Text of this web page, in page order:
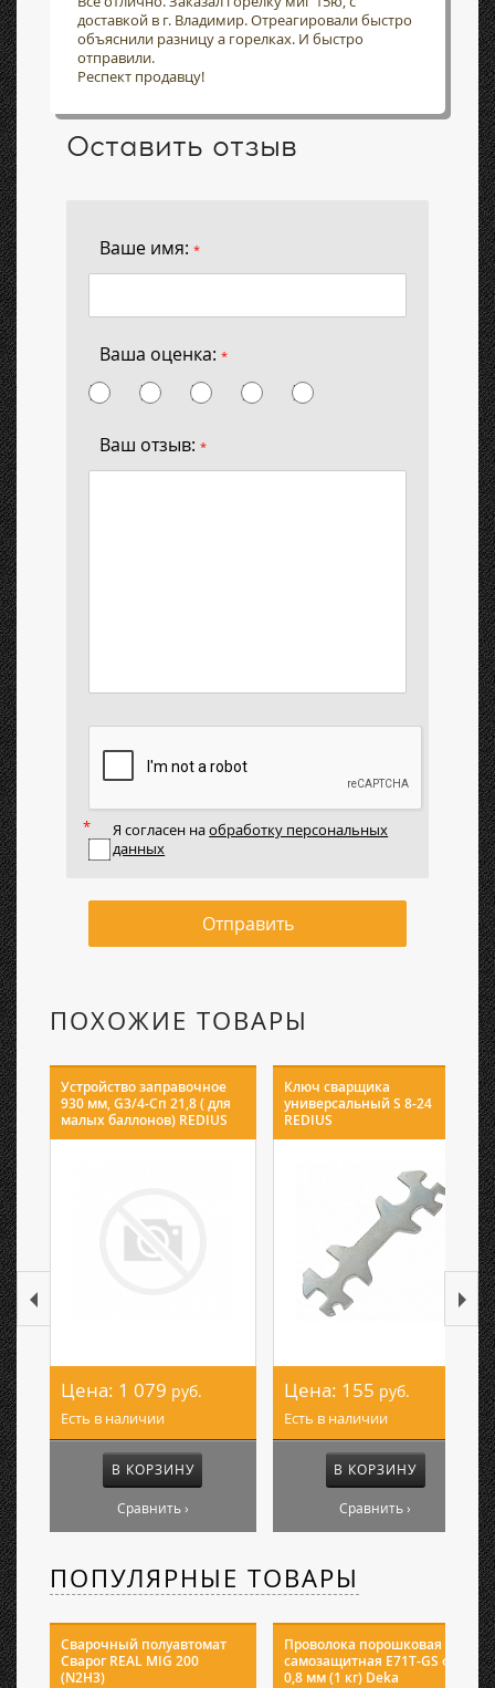
доставкой в г. Владимир. Отреагировали быстро
объяснили разницу а горелках. И быстро
отправили.
Респект продавцу!
Оставить отзыв
Ваше имя: *
Ваша оценка: *
Ваш отзыв: *
Я согласен наобработку персональных
данных
Отправить
ПОХОЖИЕ ТОВАРЫ
Устройство заправочное
930 мм, G3/4-Сп 21,8 ( для
малых баллонов) REDIUS
Цена: 1 079 руб.
Есть в наличии
В КОРЗИНУ
Сравнить ›
Ключ сварщика
универсальный S 8-24
REDIUS
Цена: 155 руб.
Есть в наличии
В КОРЗИНУ
Сравнить ›
ПОПУЛЯРНЫЕ ТОВАРЫ
Сварочный полуавтомат
Сварог REAL MIG 200
(N2H3)
Проволока порошковая
самозащитная E71T-GS ф
0,8 мм (1 кг) Deka